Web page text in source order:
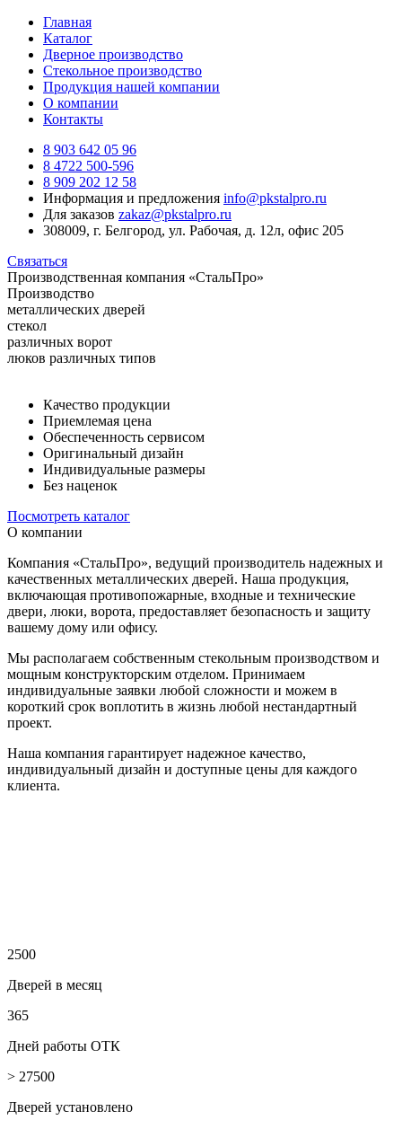
Главная
Каталог
Дверное производство
Стекольное производство
Продукция нашей компании
О компании
Контакты
8 903 642 05 96
8 4722 500-596
8 909 202 12 58
Информация и предложения info@pkstalpro.ru
Для заказов zakaz@pkstalpro.ru
308009, г. Белгород, ул. Рабочая, д. 12л, офис 205
Связаться
Производственная компания «СтальПро»
Производство
металлических дверей
стекол
различных ворот
люков различных типов
Качество продукции
Приемлемая цена
Обеспеченность сервисом
Оригинальный дизайн
Индивидуальные размеры
Без наценок
Посмотреть каталог
О компании
Компания «СтальПро», ведущий производитель надежных и
качественных металлических дверей. Наша продукция,
включающая противопожарные, входные и технические
двери, люки, ворота, предоставляет безопасность и защиту
вашему дому или офису.
Мы располагаем собственным стекольным производством и
мощным конструкторским отделом. Принимаем
индивидуальные заявки любой сложности и можем в
короткий срок воплотить в жизнь любой нестандартный
проект.
Наша компания гарантирует надежное качество,
индивидуальный дизайн и доступные цены для каждого
клиента.
2500
Дверей в месяц
365
Дней работы ОТК
> 27500
Дверей установлено